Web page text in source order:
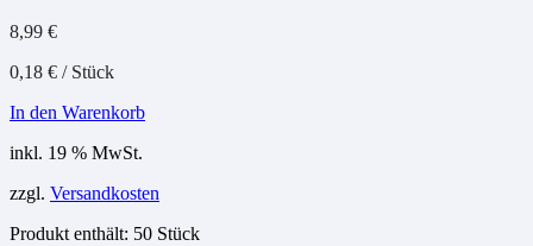
8,99 €
0,18 € / Stück
In den Warenkorb
inkl. 19 % MwSt.
zzgl. Versandkosten
Produkt enthält: 50 Stück